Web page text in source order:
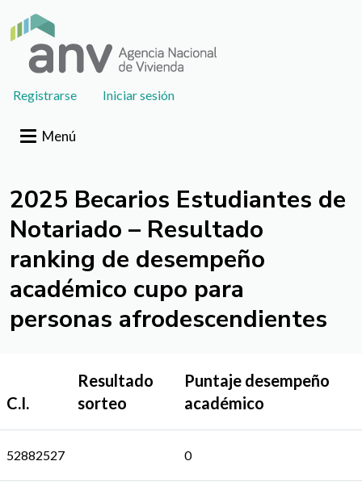
User
menu
Registrarse Iniciar sesión
Menú
2025 Becarios Estudiantes de
Notariado – Resultado
ranking de desempeño
académico cupo para
personas afrodescendientes
C.I.
Resultado
sorteo
Puntaje desempeño
académico
52882527 0